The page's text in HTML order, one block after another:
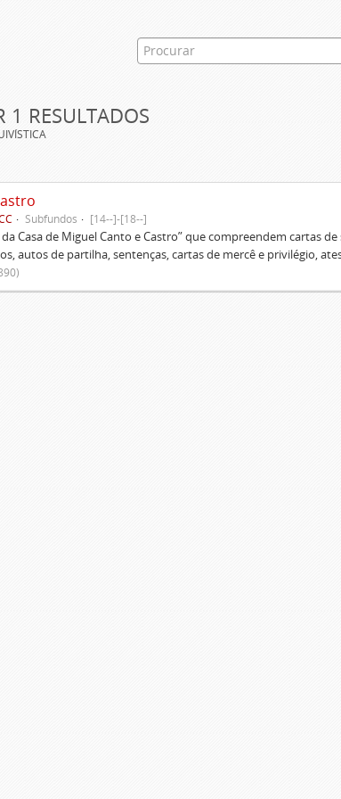
1 RESULTADOS
Subfundos [14--]-[18--]
Casa de Miguel Canto e Castro” que compreendem cartas
autos de partilha, sentenças, cartas de mercê e privilégio,